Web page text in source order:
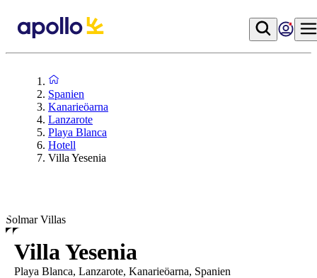
Spanien
Kanarieöarna
Lanzarote
Playa Blanca
Hotell
Villa Yesenia
Solmar Villas
Villa Yesenia
Playa Blanca, Lanzarote, Kanarieöarna, Spanien